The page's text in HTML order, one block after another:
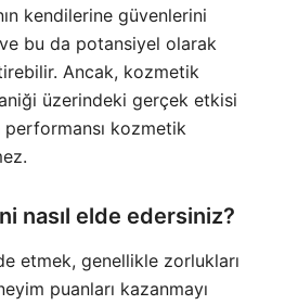
kendilerine güvenlerini
bu da potansiyel olarak
Ancak, kozmetik
üzerindeki gerçek etkisi
kozmetik
nasıl elde edersiniz?
etmek, genellikle zorlukları
puanları kazanmayı